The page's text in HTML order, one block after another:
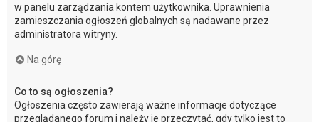
w panelu zarządzania kontem użytkownika. Uprawnienia
zamieszczania ogłoszeń globalnych są nadawane przez
administratora witryny.
Na górę
Co to są ogłoszenia?
Ogłoszenia często zawierają ważne informacje dotyczące
przeglądanego forum i należy je przeczytać, gdy tylko jest to